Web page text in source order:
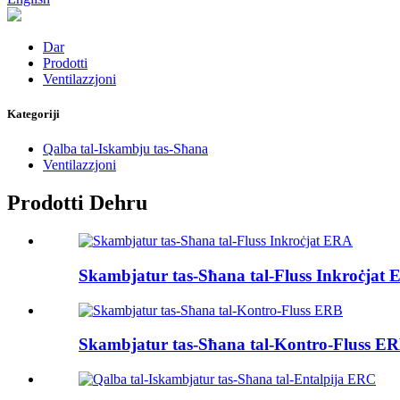
Dar
Prodotti
Ventilazzjoni
Kategoriji
Qalba tal-Iskambju tas-Sħana
Ventilazzjoni
Prodotti Dehru
Skambjatur tas-Sħana tal-Fluss Inkroċjat
Skambjatur tas-Sħana tal-Kontro-Fluss